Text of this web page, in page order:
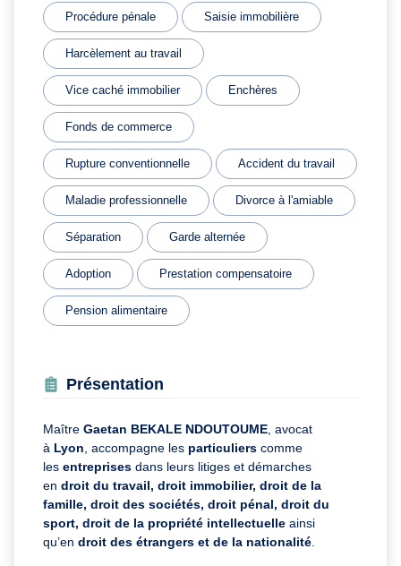
Procédure pénale Saisie immobilière
Harcèlement au travail
Vice caché immobilier Enchères
Fonds de commerce
Rupture conventionnelle Accident du travail
Maladie professionnelle Divorce à l'amiable
Séparation Garde alternée
Adoption Prestation compensatoire
Pension alimentaire
Présentation
Maître Gaetan BEKALE NDOUTOUME , avocat
à Lyon , accompagne les particuliers comme
les entreprises dans leurs litiges et démarches
en droit du travail, droit immobilier, droit de la
famille, droit des sociétés, droit pénal, droit du
sport, droit de la propriété intellectuelle ainsi
qu’en droit des étrangers et de la nationalité